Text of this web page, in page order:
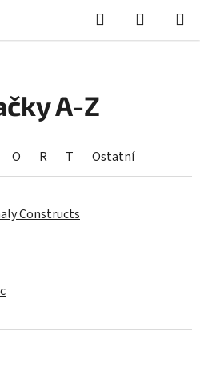
Hledat
KOŠÍK
A-Z
O R T Ostatní
Constructs